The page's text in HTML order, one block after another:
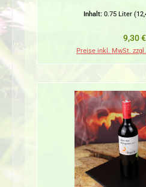
Inhalt: 0.75 Liter
9,30 €
Preise inkl. MwSt.